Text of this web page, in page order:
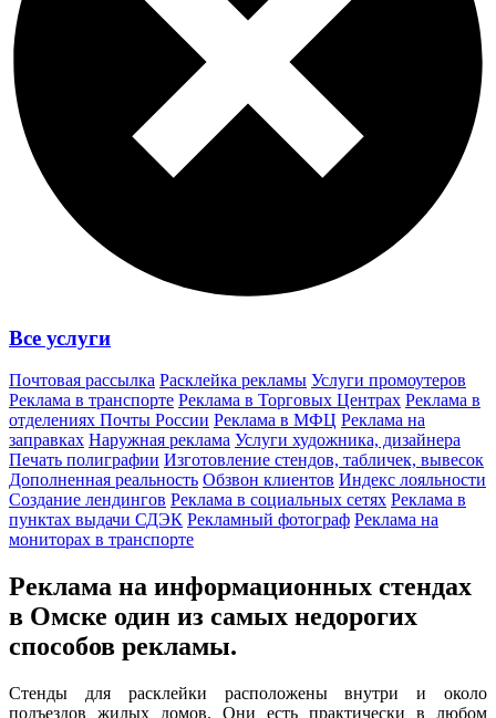
Все услуги
Почтовая рассылка Расклейка рекламы Услуги промоутеров
Реклама в транспорте Реклама в Торговых Центрах Реклама в
отделениях Почты России Реклама в МФЦ Реклама на
заправках Наружная реклама Услуги художника, дизайнера
Печать полиграфии Изготовление стендов, табличек, вывесок
Дополненная реальность Обзвон клиентов Индекс лояльности
Создание лендингов Реклама в социальных сетях Реклама в
пунктах выдачи СДЭК Рекламный фотограф Реклама на
мониторах в транспорте
Реклама на информационных стендах
в Омске один из самых недорогих
способов рекламы.
Стенды для расклейки расположены внутри и около
подъездов жилых домов. Они есть практически в любом